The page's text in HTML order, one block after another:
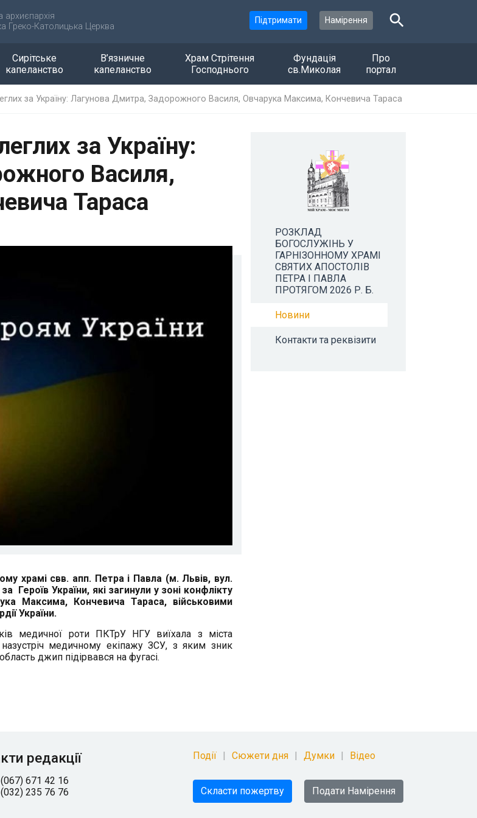
архиєпархія
Греко-Католицька Церква
Підтримати Намірення
Сирітське
капеланство
В’язничне
капеланство
Храм Стрітення
Господнього
Фундація
св.Миколая
Про
портал
за Україну: Лагунова Дмитра, Задорожного Василя, Овчарука Максима, Кончевича Тараса
за Україну:
Василя,
Тараса
храмі свв. апп. Петра і Павла (м. Львів, вул.
Героїв України, які загинули у зоні конфлікту
Максима, Кончевича Тараса, військовими
України.
медичної роти ПКТрУ НГУ виїхала з міста
медичному екіпажу ЗСУ, з яким зник
джип підірвався на фугасі.
РОЗКЛАД
БОГОСЛУЖІНЬ У
ГАРНІЗОННОМУ ХРАМІ
СВЯТИХ АПОСТОЛІВ
ПЕТРА І ПАВЛА
ПРОТЯГОМ 2026 Р. Б.
Новини
Контакти та реквізити
редакції
671 42 16
235 76 76
Події Сюжети дня Думки Відео
Скласти пожертву Подати Намірення